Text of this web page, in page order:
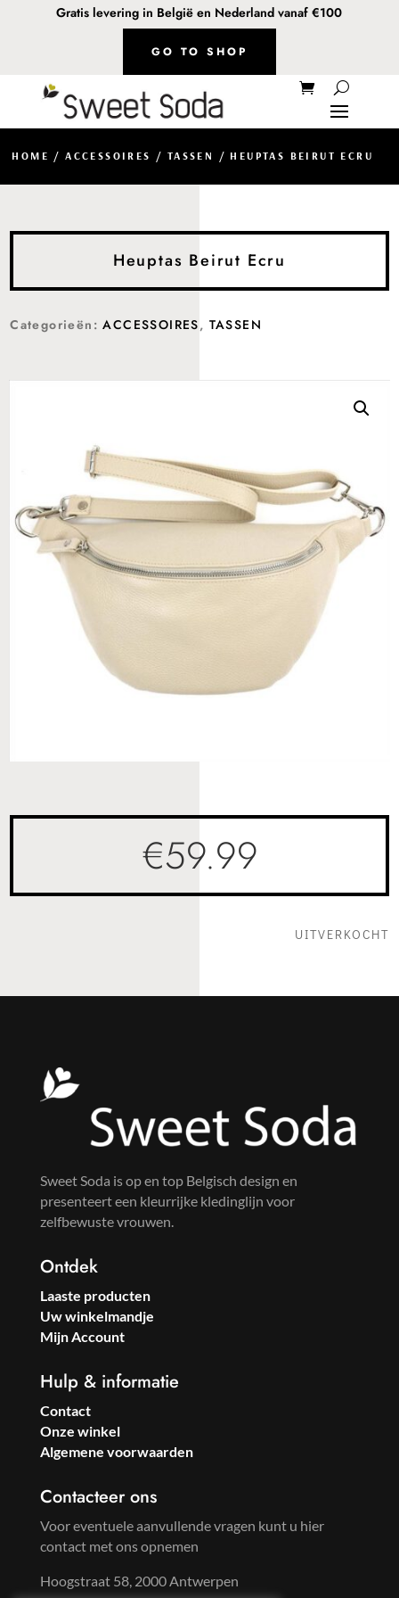
Gratis levering in België en Nederland vanaf €100
GO TO SHOP
HOME /ACCESSOIRES / TASSEN / HEUPTAS BEIRUT ECRU
Heuptas Beirut Ecru
Categorieën:ACCESSOIRES, TASSEN
€59.99
UITVERKOCHT
Sweet Soda is op en top Belgisch design en
presenteert een kleurrijke kledinglijn voor
zelfbewuste vrouwen.
Ontdek
Laaste producten
Uw winkelmandje
Mijn Account
Hulp & informatie
Contact
Onze winkel
Algemene voorwaarden
Contacteer ons
Voor eventuele aanvullende vragen kunt u hier
contact met ons opnemen
Hoogstraat 58, 2000 Antwerpen